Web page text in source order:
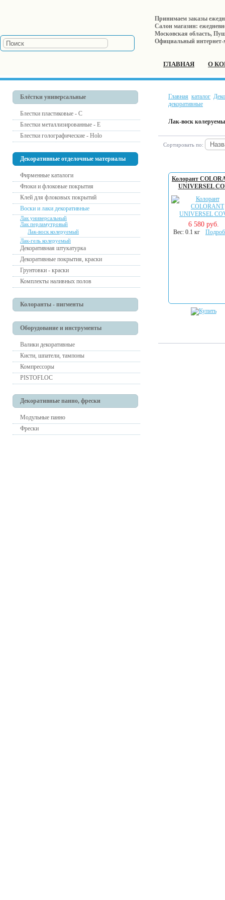
Принимаем заказы
Салон магазин:
Московская область,
Официальный интернет-
ГЛАВНАЯ О
Блёстки универсальные
Блестки пластиковые - С
Блестки металлизированные - Е
Блестки голографические - Holo
Декоративные отделочные материалы
Фирменные каталоги
Флоки и флоковые покрытия
Клей для флоковых покрытий
Воски и лаки декоративные
Лак универсальный
Лак перламутровый
Лак-воск колеруемый
Лак-гель колеруемый
Декоративная штукатурка
Декоративные покрытия, краски
Грунтовки - краски
Комплекты наливных полов
Колоранты - пигменты
Оборудование и инструменты
Валики декоративные
Кисти, шпатели, тампоны
Компрессоры
PISTOFLOC
Декоративные панно, фрески
Модульные панно
Фрески
Главная каталог
декоративные
Лак-воск
Сортировать по:
Колорант
UNIVERSEL
6 580 руб.
Вес: 0.1 кг